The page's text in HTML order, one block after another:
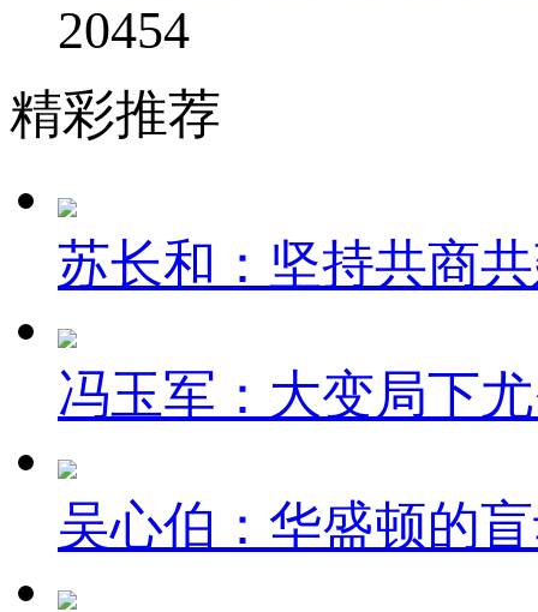
20454
精彩推荐
苏长和：坚持共商
冯玉军：大变局下
吴心伯：华盛顿的